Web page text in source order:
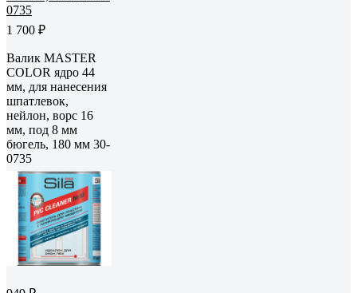
1 700 ₽
Валик MASTER
COLOR ядро 44
мм, для нанесения
шпатлевок,
нейлон, ворс 16
мм, под 8 мм
бюгель, 180 мм 30-
0735